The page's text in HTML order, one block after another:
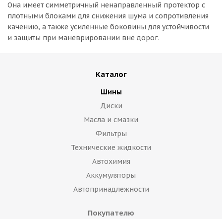
Она имеет симметричный ненаправленный протектор с
плотными блоками для снижения шума и сопротивления
качению, а также усиленные боковины для устойчивости
и защиты при маневрировании вне дорог.
Каталог
Шины
Диски
Масла и смазки
Фильтры
Технические жидкости
Автохимия
Аккумуляторы
Автопринадлежности
Покупателю